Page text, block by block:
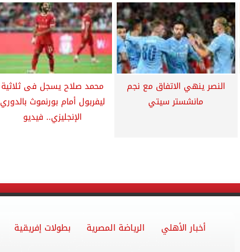
النصر ينهي الاتفاق مع نجم
مانشستر سيتي
محمد صلاح يسجل فى ثلاثية
ليفربول أمام بورنموث بالدوري
الإنجليزي.. فيديو
أخبار الأهلي الرياضة المصرية بطولات إفريقية